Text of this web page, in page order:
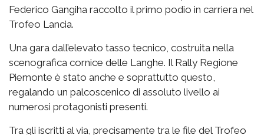
Federico Gangiha raccolto il primo podio in carriera nel
Trofeo Lancia.
Una gara dall’elevato tasso tecnico, costruita nella
scenografica cornice delle Langhe. Il Rally Regione
Piemonte è stato anche e soprattutto questo,
regalando un palcoscenico di assoluto livello ai
numerosi protagonisti presenti.
Tra gli iscritti al via, precisamente tra le file del Trofeo